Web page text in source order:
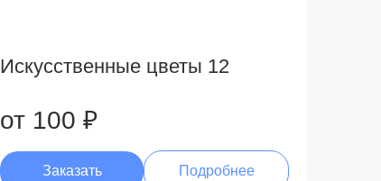
Искусственные цветы 12
от 100 ₽
Заказать Подробнее